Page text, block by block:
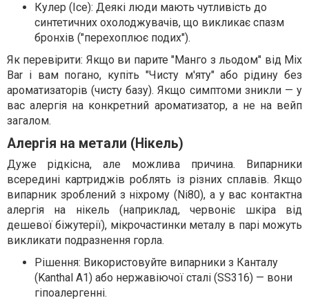
Кулер (Ice): Деякі люди мають чутливість до
синтетичних охолоджувачів, що викликає спазм
бронхів ("перехоплює подих").
Як перевірити: Якщо ви парите "Манго з льодом" від Mix
Bar і вам погано, купіть "Чисту м'яту" або рідину без
ароматизаторів (чисту базу). Якщо симптоми зникли — у
вас алергія на конкретний ароматизатор, а не на вейп
загалом.
Алергія на метали (Нікель)
Дуже рідкісна, але можлива причина. Випарники
всередині картриджів роблять із різних сплавів. Якщо
випарник зроблений з ніхрому (Ni80), а у вас контактна
алергія на нікель (наприклад, червоніє шкіра від
дешевої біжутерії), мікрочастинки металу в парі можуть
викликати подразнення горла.
Рішення: Використовуйте випарники з Канталу
(Kanthal A1) або нержавіючої сталі (SS316) — вони
гіпоалергенні.